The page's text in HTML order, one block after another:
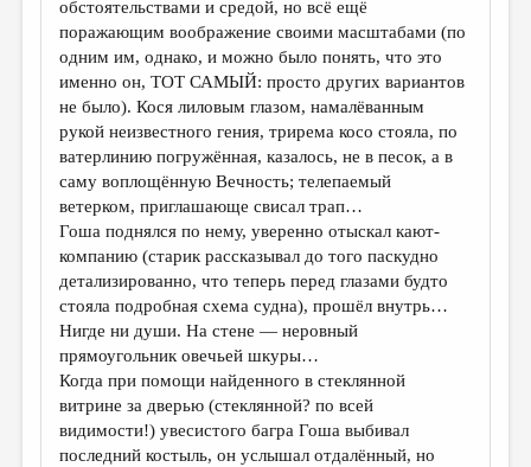
обстоятельствами и средой, но всё ещё
поражающим воображение своими масштабами (по
одним им, однако, и можно было понять, что это
именно он, ТОТ САМЫЙ: просто других вариантов
не было). Кося лиловым глазом, намалёванным
рукой неизвестного гения, трирема косо стояла, по
ватерлинию погружённая, казалось, не в песок, а в
саму воплощённую Вечность; телепаемый
ветерком, приглашающе свисал трап…
Гоша поднялся по нему, уверенно отыскал кают-
компанию (старик рассказывал до того паскудно
детализированно, что теперь перед глазами будто
стояла подробная схема судна), прошёл внутрь…
Нигде ни души. На стене — неровный
прямоугольник овечьей шкуры…
Когда при помощи найденного в стеклянной
витрине за дверью (стеклянной? по всей
видимости!) увесистого багра Гоша выбивал
последний костыль, он услышал отдалённый, но